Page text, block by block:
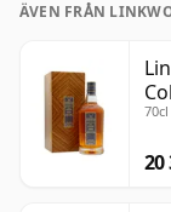
ÄVEN FRÅN
70cl
20